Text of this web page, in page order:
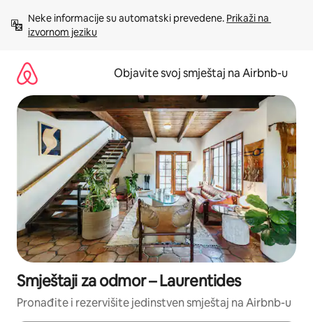
sadržaj
Neke informacije su automatski prevedene. Prikaži na
izvornom jeziku
Objavite svoj smještaj na Airbnb-u
Smještaji za odmor – Laurentides
Pronađite i rezervišite jedinstven smještaj na Airbnb-u